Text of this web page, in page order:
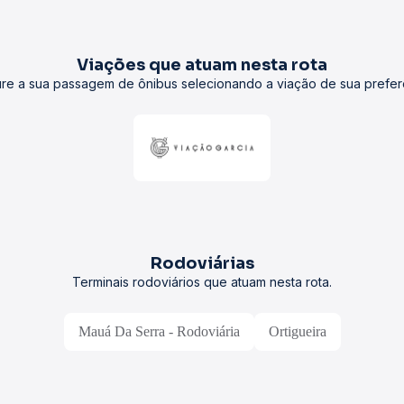
Viações que atuam nesta rota
a sua passagem de ônibus selecionando a viação de sua
Rodoviárias
Terminais rodoviários que atuam nesta rota.
Mauá Da Serra - Rodoviária Ortigueira